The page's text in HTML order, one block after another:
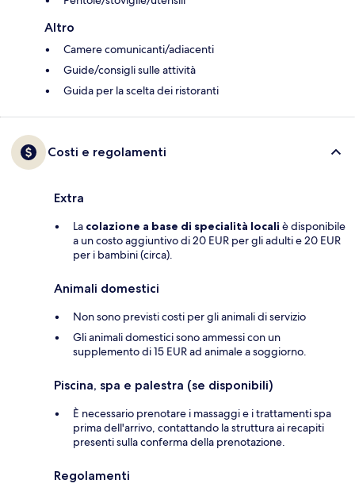
Altro
Camere comunicanti/adiacenti
Guide/consigli sulle attività
Guida per la scelta dei ristoranti
Costi e regolamenti
Extra
La colazione a base di specialità locali è disponibile
a un costo aggiuntivo di 20 EUR per gli adulti e 20 EUR
per i bambini (circa).
Animali domestici
Non sono previsti costi per gli animali di servizio
Gli animali domestici sono ammessi con un
supplemento di 15 EUR ad animale a soggiorno.
Piscina, spa e palestra (se disponibili)
È necessario prenotare i massaggi e i trattamenti spa
prima dell'arrivo, contattando la struttura ai recapiti
presenti sulla conferma della prenotazione.
Regolamenti